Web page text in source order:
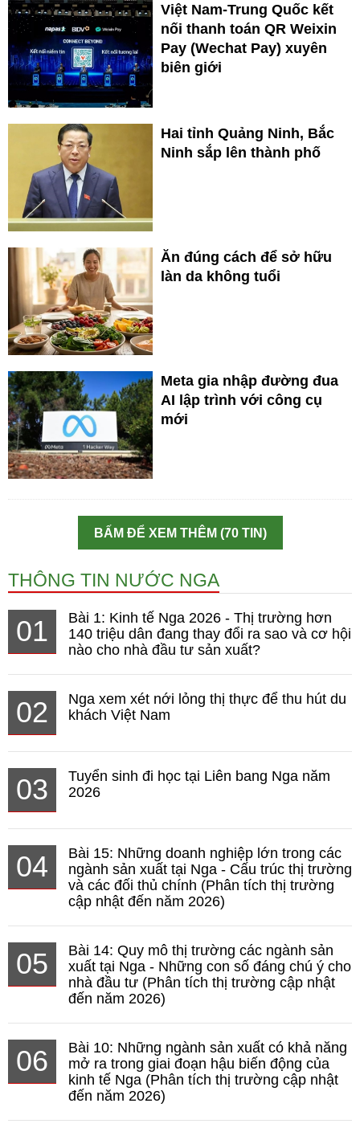
Việt Nam-Trung Quốc kết
nối thanh toán QR Weixin
Pay (Wechat Pay) xuyên
biên giới
Hai tỉnh Quảng Ninh, Bắc
Ninh sắp lên thành phố
Ăn đúng cách để sở hữu
làn da không tuổi
Meta gia nhập đường đua
AI lập trình với công cụ
mới
BẤM ĐỂ XEM THÊM (70 TIN)
THÔNG TIN NƯỚC NGA
01
Bài 1: Kinh tế Nga 2026 - Thị trường hơn
140 triệu dân đang thay đổi ra sao và cơ hội
nào cho nhà đầu tư sản xuất?
02
Nga xem xét nới lỏng thị thực để thu hút du
khách Việt Nam
03
Tuyển sinh đi học tại Liên bang Nga năm
2026
04
Bài 15: Những doanh nghiệp lớn trong các
ngành sản xuất tại Nga - Cấu trúc thị trường
và các đối thủ chính (Phân tích thị trường
cập nhật đến năm 2026)
05
Bài 14: Quy mô thị trường các ngành sản
xuất tại Nga - Những con số đáng chú ý cho
nhà đầu tư (Phân tích thị trường cập nhật
đến năm 2026)
06
Bài 10: Những ngành sản xuất có khả năng
mở ra trong giai đoạn hậu biến động của
kinh tế Nga (Phân tích thị trường cập nhật
đến năm 2026)